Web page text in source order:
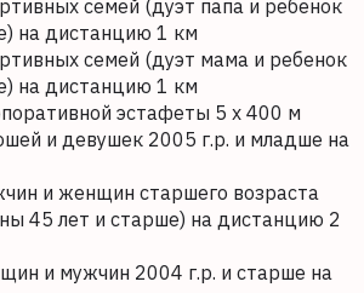
семей (дуэт папа и ребенок
на дистанцию 1 км
семей (дуэт мама и ребенок
на дистанцию 1 км
эстафеты 5 х 400 м
и девушек 2005 г.р. и младше на
и женщин старшего возраста
45 лет и старше) на дистанцию 2
и мужчин 2004 г.р. и старше на